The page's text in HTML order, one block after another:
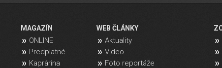
MAGAZÍN
ONLINE
Predplatné
Kaprárina
WEB ČLÁNKY
Aktuality
Video
Foto reportáže